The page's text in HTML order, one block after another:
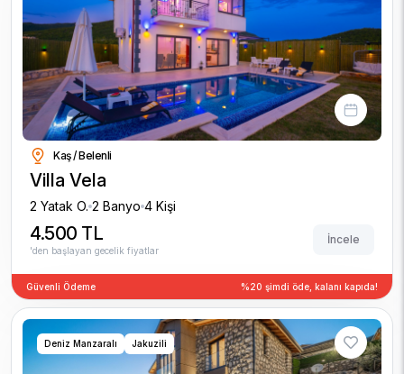
Kaş / Belenli
Villa Vela
2 Yatak O. 2 Banyo 4 Kişi
4.500 TL
'den başlayan gecelik fiyatlar
İncele
Güvenli Ödeme %20 şimdi öde, kalanı kapıda!
Deniz Manzaralı Jakuzili